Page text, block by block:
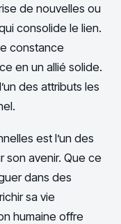
de nouvelles ou
consolide le lien.
constance
en un allié solide.
des attributs les
est l’un des
son avenir. Que ce
dans des
sa vie
humaine offre